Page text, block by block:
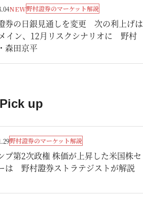
NEW野村證券のマーケット解説
券の日銀見通しを変更 次の利上げは
イン、12月リスクシナリオに 野村
森田京平
Pick up
野村證券のマーケット解説
プ第2次政権 株価が上昇した米国株セ
は 野村證券ストラテジストが解説